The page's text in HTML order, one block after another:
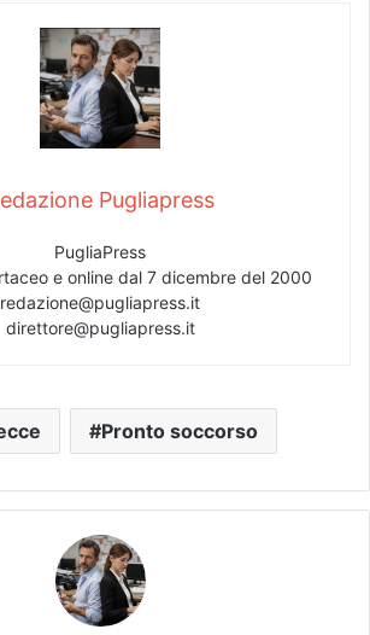
Pugliapress
PugliaPress
e online dal 7 dicembre del 2000
redazione@pugliapress.it
direttore@pugliapress.it
Pronto soccorso